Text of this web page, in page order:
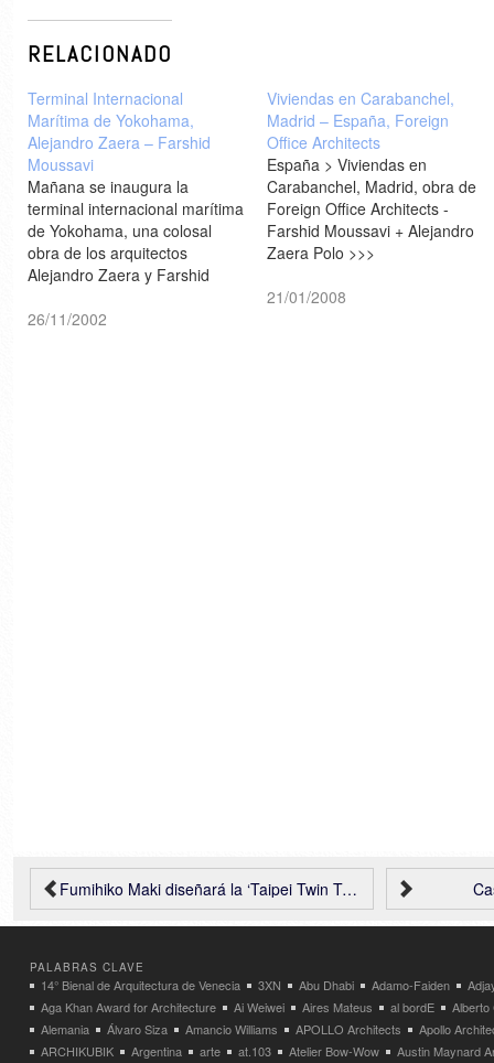
RELACIONADO
Terminal Internacional
Marítima de Yokohama,
Alejandro Zaera – Farshid
Moussavi
Mañana se inaugura la
terminal internacional marítima
de Yokohama, una colosal
obra de los arquitectos
Alejandro Zaera y Farshid
Mundial de Fútbol en Japón y
26/11/2002
Viviendas en Carabanchel,
Madrid – España, Foreign
Office Architects
España > Viviendas en
Carabanchel, Madrid, obra de
Foreign Office Architects -
Farshid Moussavi + Alejandro
Zaera Polo >>>
21/01/2008
Fumihiko Maki diseñará la ‘Taipei Twin Tower’
PALABRAS CLAVE
14° Bienal de Arquitectura de Venecia 3XN Abu Dhabi Adamo-Faiden
Aga Khan Award for Architecture
Ai Weiwei Aires Mateus al bordE
Alberto
Alemania
Álvaro Siza Amancio Williams APOLLO Architects
Apollo
ARCHIKUBIK
Argentina arte at.103 Atelier Bow-Wow
Austin Maynard